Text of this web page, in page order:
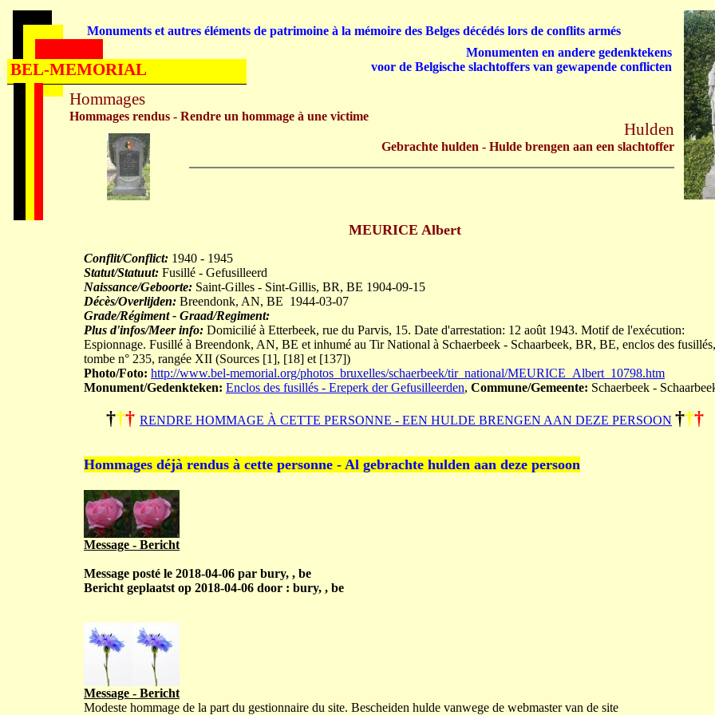
MEURICE Albert
Conflit/Conflict: 1940 - 1945
Statut/Statuut: Fusillé - Gefusilleerd
Naissance/Geboorte: Saint-Gilles - Sint-Gillis, BR, BE 1904-09-15
Décès/Overlijden: Breendonk, AN, BE 1944-03-07
Grade/Régiment - Graad/Regiment:
Plus d'infos/Meer info: Domicilié à Etterbeek, rue du Parvis, 15. Date d'arrestation: 12 août 1943. Motif de l'exécution:
Espionnage. Fusillé à Breendonk, AN, BE et inhumé au Tir National à Schaerbeek - Schaarbeek, BR, BE, enclos des fusillés,
tombe n° 235, rangée XII (Sources [1], [18] et [137])
Photo/Foto: http://www.bel-memorial.org/photos_bruxelles/schaerbeek/tir_national/MEURICE_Albert_10798.htm
Monument/Gedenkteken: Enclos des fusillés - Ereperk der Gefusilleerden, Commune/Gemeente: Schaerbeek -
††† RENDRE HOMMAGE À CETTE PERSONNE - EEN HULDE BRENGEN AAN DEZE PERSOON †††
Hommages déjà rendus à cette personne - Al gebrachte hulden aan deze persoon
Message - Bericht
Message posté le 2018-04-06 par bury, , be
Bericht geplaatst op 2018-04-06 door : bury, , be
Message - Bericht
Modeste hommage de la part du gestionnaire du site. Bescheiden hulde vanwege de webmaster van de site
Hommages
Hommages rendus - Rendre un hommage à une victime
Hulden
Gebrachte hulden - Hulde brengen aan een slachtoffer
Monuments et autres éléments de patrimoine à la mémoire des Belges décédés lors de conflits armés
Monumenten en andere gedenktekens
voor de Belgische slachtoffers van gewapende conflicten
BEL-MEMORIAL